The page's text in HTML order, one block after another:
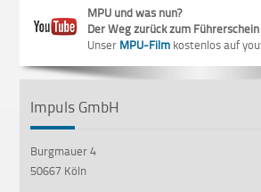
MPU und was nun?
Der Weg zurück zum Führerschein
Unser MPU-Film kostenlos auf
Impuls GmbH
Burgmauer 4
50667 Köln